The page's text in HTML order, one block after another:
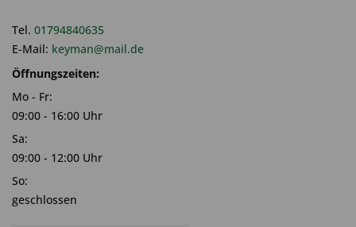
Tel. 01794840635
E-Mail: keyman@mail.de
Öffnungszeiten:
Mo - Fr:
09:00 - 16:00 Uhr
Sa:
09:00 - 12:00 Uhr
So:
geschlossen